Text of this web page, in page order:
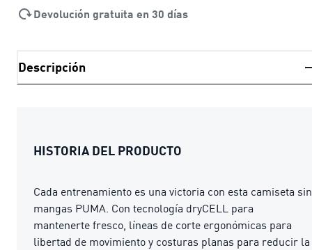
Devolución gratuita en 30 días
Descripción
HISTORIA DEL PRODUCTO
Cada entrenamiento es una victoria con esta camiseta sin
mangas PUMA. Con tecnología dryCELL para
mantenerte fresco, líneas de corte ergonómicas para
libertad de movimiento y costuras planas para reducir la